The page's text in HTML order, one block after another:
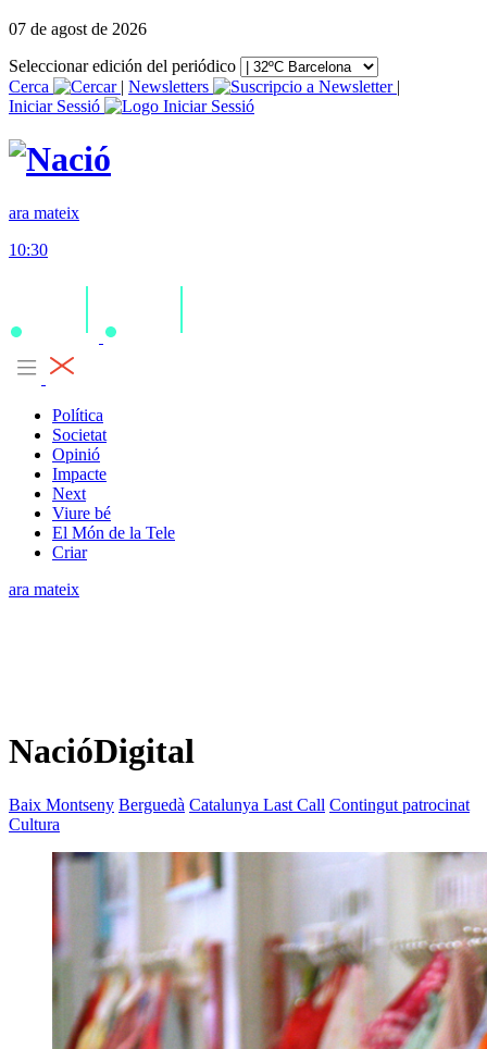
07 de agost de 2026
Seleccionar edición del periódico
Cerca
| Newsletters
|
Iniciar Sessió
ara mateix
10:30
Política
Societat
Opinió
Impacte
Next
Viure bé
El Món de la Tele
Criar
ara mateix
NacióDigital
Baix Montseny Berguedà Catalunya Last Call Contingut patrocinat
Cultura